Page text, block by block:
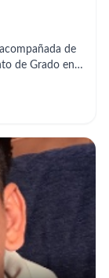
de
de Grado en